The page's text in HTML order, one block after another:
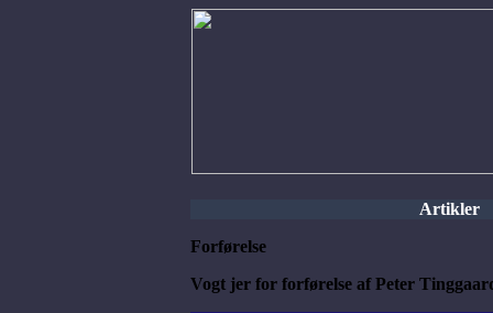
Artikler
Forførelse
Vogt jer for forførelse af Peter